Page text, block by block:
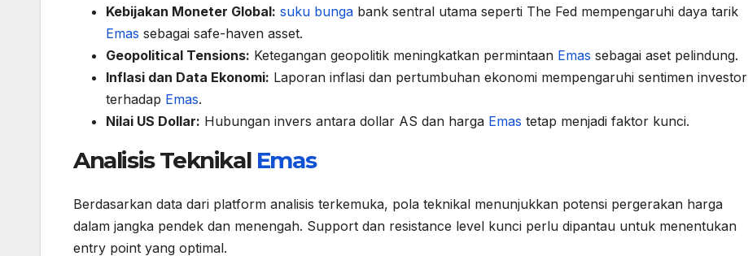
Kebijakan Moneter Global: suku bunga bank sentral utama seperti The Fed mempengaruhi daya tarik
Emas sebagai safe-haven asset.
Geopolitical Tensions: Ketegangan geopolitik meningkatkan permintaan Emas sebagai aset pelindung.
Inflasi dan Data Ekonomi: Laporan inflasi dan pertumbuhan ekonomi mempengaruhi sentimen investor
terhadap Emas.
Nilai US Dollar: Hubungan invers antara dollar AS dan harga Emas tetap menjadi faktor kunci.
Analisis Teknikal Emas
Berdasarkan data dari platform analisis terkemuka, pola teknikal menunjukkan potensi pergerakan harga
dalam jangka pendek dan menengah. Support dan resistance level kunci perlu dipantau untuk menentukan
entry point yang optimal.